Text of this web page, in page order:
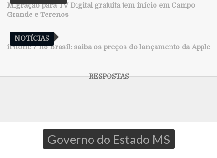
Migração para TV Digital gratuita tem início em Campo
Grande e Terenos
NOTÍCIAS
iPhone 7 no Brasil: saiba os preços do lançamento da Apple
Governo do Estado MS